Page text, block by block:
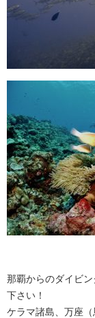
那覇からのダイビ
下さい！
ケラマ諸島、万座